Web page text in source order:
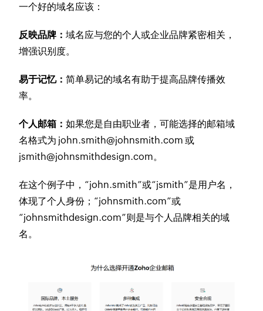
一个好的域名应该：
反映品牌：域名应与您的个人或企业品牌紧密相关，
增强识别度。
易于记忆：简单易记的域名有助于提高品牌传播效
率。
个人邮箱：如果您是自由职业者，可能选择的邮箱域
名格式为 john.smith@johnsmith.com 或
jsmith@johnsmithdesign.com。
在这个例子中，“john.smith”或“jsmith”是用户名，
体现了个人身份；“johnsmith.com”或
“johnsmithdesign.com”则是与个人品牌相关的域
名。